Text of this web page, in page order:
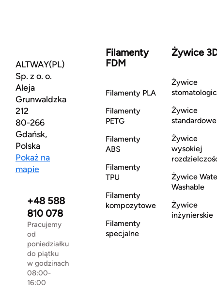
ALTWAY(PL)
Sp. z o. o.
Aleja
Grunwaldzka
212
80-266
Gdańsk,
Polska
Pokaż na
mapie
+48 588
810 078
Pracujemy
od
poniedziałku
do piątku
w godzinach
08:00-
16:00
Filamenty
FDM
Filamenty PLA
Filamenty
PETG
Filamenty
ABS
Filamenty
TPU
Filamenty
kompozytowe
Filamenty
specjalne
Żywice
Żywice
Żywice
standardowe
Żywice
wysokiej
Żywice
Washable
Żywice
inżynierskie